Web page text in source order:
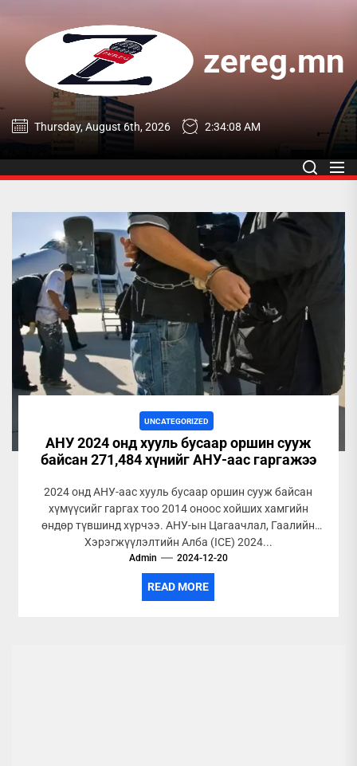
content
zereg.mn
zereg.mn
Thursday, August 6th, 2026 2:34:09 AM
UNCATEGORIZED
АНУ 2024 онд хууль бусаар оршин сууж
байсан 271,484 хүнийг АНУ-аас гаргажээ
2024 онд АНУ-аас хууль бусаар оршин сууж байсан
хүмүүсийг гаргах тоо 2014 оноос хойших хамгийн
өндөр түвшинд хүрчээ. АНУ-ын Цагаачлал, Гаалийн
Хэрэгжүүлэлтийн Алба (ICE) 2024...
Admin 2024-12-20
READ MORE